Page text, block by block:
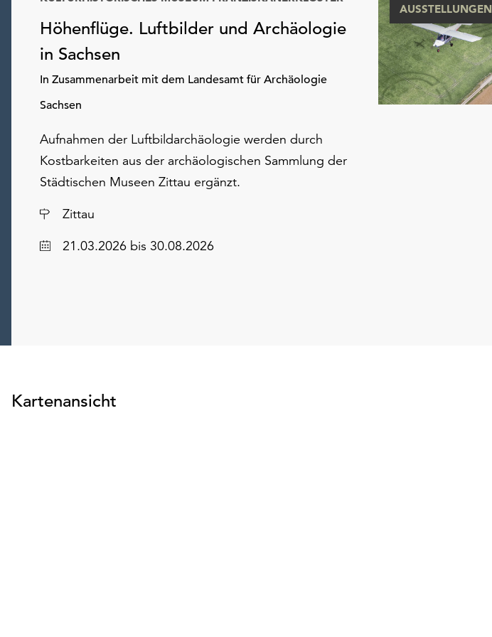
Höhenflüge. Luftbilder und Archäologie
in Sachsen
In Zusammenarbeit mit dem Landesamt für Archäologie
Sachsen
Aufnahmen der Luftbildarchäologie werden durch
Kostbarkeiten aus der archäologischen Sammlung der
Städtischen Museen Zittau ergänzt.
Ort
Zittau
Datum21.03.2026 bis 30.08.2026
AUSSTELLUNGEN
Kartenansicht